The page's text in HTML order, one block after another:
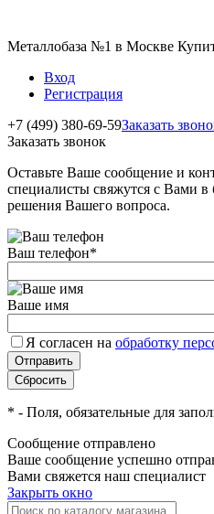
Металлобаза №1 в Москве
Вход
Регистрация
+7 (499) 380-69-59Заказать
Заказать звонок
Оставьте Ваше сообщение и
специалисты свяжутся с Вами
решения Вашего вопроса.
Ваш телефон*
Ваше имя
Я согласен на обработку
* - Поля, обязательные для
Сообщение отправлено
Ваше сообщение успешно
Вами свяжется наш специалист
Закрыть окно